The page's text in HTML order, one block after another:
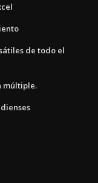
de todo el
múltiple.